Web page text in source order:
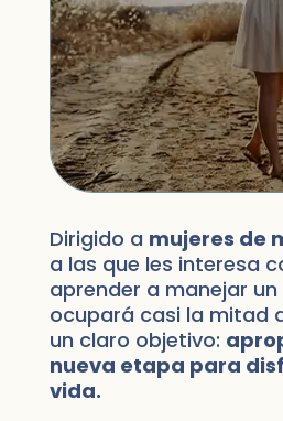
Dirigido a mujeres de
a las que les interesa
aprender a manejar
ocupará casi la mitad
un claro objetivo:
nueva etapa para
vida.